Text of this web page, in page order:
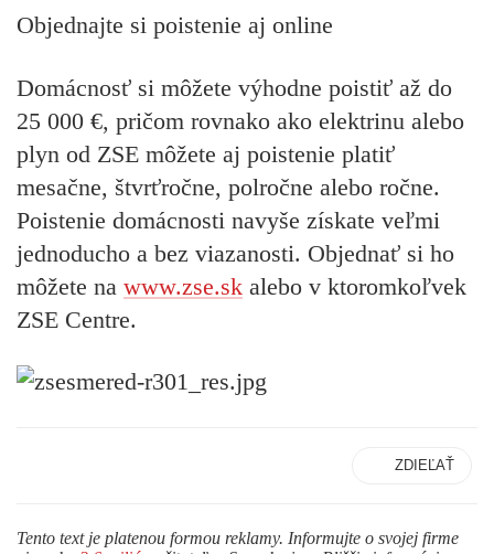
Objednajte si poistenie aj online
Domácnosť si môžete výhodne poistiť až do
25 000 €, pričom rovnako ako elektrinu alebo
plyn od ZSE môžete aj poistenie platiť
mesačne, štvrťročne, polročne alebo ročne.
Poistenie domácnosti navyše získate veľmi
jednoducho a bez viazanosti. Objednať si ho
môžete na www.zse.sk alebo v ktoromkoľvek
ZSE Centre.
ZDIEĽAŤ
Tento text je platenou formou reklamy. Informujte o svojej firme